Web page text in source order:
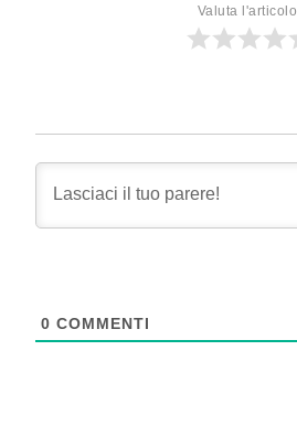
Valuta l'articolo
0 COMMENTI